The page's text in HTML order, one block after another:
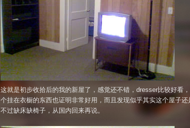
这就是初步收拾后的我的新屋了，感觉还不错，dresser比较好看
个挂在衣橱的东西也证明非常好用，而且发现似乎其实这个屋子还
不过缺床缺椅子，从国内回来再说。